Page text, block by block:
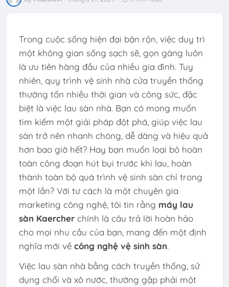
Trong cuộc sống hiện đại bận rộn, việc duy trì
một không gian sống sạch sẽ, gọn gàng luôn
là ưu tiên hàng đầu của nhiều gia đình. Tuy
nhiên, quy trình vệ sinh nhà cửa truyền thống
thường tốn nhiều thời gian và công sức, đặc
biệt là việc lau sàn nhà. Bạn có mong muốn
tìm kiếm một giải pháp đột phá, giúp việc lau
sàn trở nên nhanh chóng, dễ dàng và hiệu quả
hơn bao giờ hết? Hay bạn muốn loại bỏ hoàn
toàn công đoạn hút bụi trước khi lau, hoàn
thành toàn bộ quá trình vệ sinh sàn chỉ trong
một lần? Với tư cách là một chuyên gia
marketing công nghệ, tôi tin rằng máy lau
sàn Kaercherchính là câu trả lời hoàn hảo
cho mọi nhu cầu của bạn, mang đến một định
nghĩa mới về công nghệ vệ sinh sàn.
Việc lau sàn nhà bằng cách truyền thống, sử
dụng chổi và xô nước, thường gặp phải một